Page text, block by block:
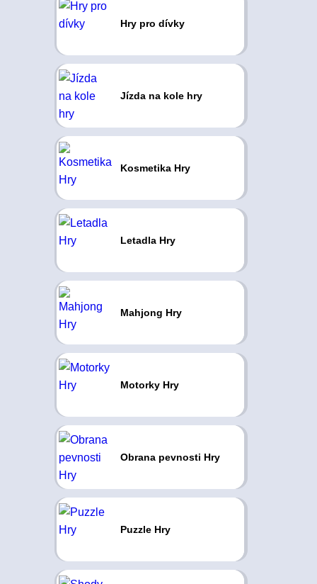
Hry pro dívky
Jízda na kole hry
Kosmetika Hry
Letadla Hry
Mahjong Hry
Motorky Hry
Obrana pevnosti Hry
Puzzle Hry